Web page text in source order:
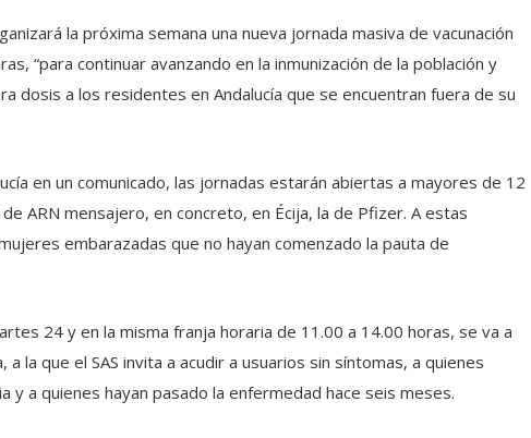
la próxima semana una nueva jornada masiva de vacunación
“para continuar avanzando en la inmunización de la población y
dosis a los residentes en Andalucía que se encuentran fuera de su
en un comunicado, las jornadas estarán abiertas a mayores de 12
ARN mensajero, en concreto, en Écija, la de Pfizer. A estas
embarazadas que no hayan comenzado la pauta de
24 y en la misma franja horaria de 11.00 a 14.00 horas, se va a
la que el SAS invita a acudir a usuarios sin síntomas, a quienes
y a quienes hayan pasado la enfermedad hace seis meses.